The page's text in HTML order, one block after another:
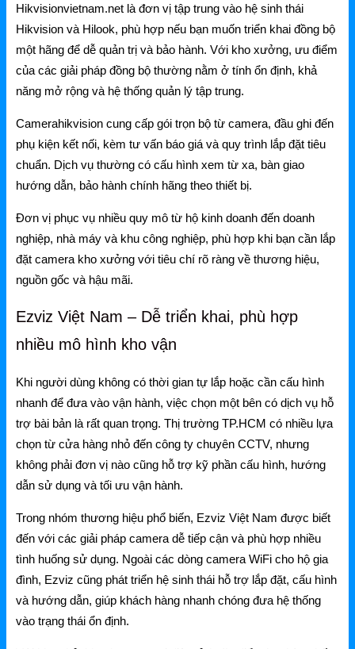
Hikvisionvietnam.net là đơn vị tập trung vào hệ sinh thái
Hikvision và Hilook, phù hợp nếu bạn muốn triển khai đồng bộ
một hãng để dễ quản trị và bảo hành. Với kho xưởng, ưu điểm
của các giải pháp đồng bộ thường nằm ở tính ổn định, khả
năng mở rộng và hệ thống quản lý tập trung.
Camerahikvision cung cấp gói trọn bộ từ camera, đầu ghi đến
phụ kiện kết nối, kèm tư vấn báo giá và quy trình lắp đặt tiêu
chuẩn. Dịch vụ thường có cấu hình xem từ xa, bàn giao
hướng dẫn, bảo hành chính hãng theo thiết bị.
Đơn vị phục vụ nhiều quy mô từ hộ kinh doanh đến doanh
nghiệp, nhà máy và khu công nghiệp, phù hợp khi bạn cần lắp
đặt camera kho xưởng với tiêu chí rõ ràng về thương hiệu,
nguồn gốc và hậu mãi.
Ezviz Việt Nam – Dễ triển khai, phù hợp
nhiều mô hình kho vận
Khi người dùng không có thời gian tự lắp hoặc cần cấu hình
nhanh để đưa vào vận hành, việc chọn một bên có dịch vụ hỗ
trợ bài bản là rất quan trọng. Thị trường TP.HCM có nhiều lựa
chọn từ cửa hàng nhỏ đến công ty chuyên CCTV, nhưng
không phải đơn vị nào cũng hỗ trợ kỹ phần cấu hình, hướng
dẫn sử dụng và tối ưu vận hành.
Trong nhóm thương hiệu phổ biến, Ezviz Việt Nam được biết
đến với các giải pháp camera dễ tiếp cận và phù hợp nhiều
tình huống sử dụng. Ngoài các dòng camera WiFi cho hộ gia
đình, Ezviz cũng phát triển hệ sinh thái hỗ trợ lắp đặt, cấu hình
và hướng dẫn, giúp khách hàng nhanh chóng đưa hệ thống
vào trạng thái ổn định.